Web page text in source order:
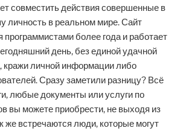
совместить действия совершенные в
личность в реальном мире. Сайт
программистами более года и работает
день, без единой удачной
кражи личной информации либо
Сразу заметили разницу? Всё
любые документы или услуги по
вы можете приобрести, не выходя из
же встречаются люди, которые могут